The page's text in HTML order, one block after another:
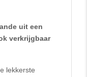
uit een
verkrijgbaar
lekkerste